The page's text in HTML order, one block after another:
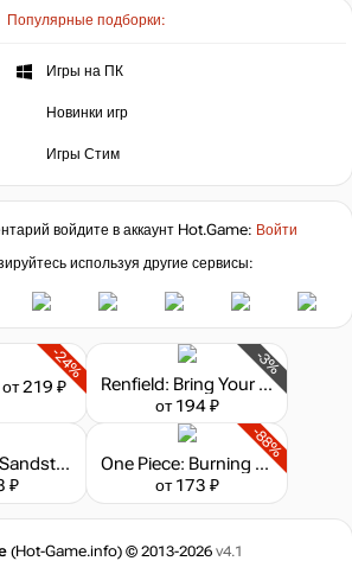
Популярные подборки:
Игры на ПК
Новинки игр
Игры Стим
войдите в аккаунт Hot.Game: Войти
используя другие сервисы:
-24%
от 219 ₽
-3%
Renfield: Bring Your Own Blood
от 194 ₽
Insurgency: Sandstorm - Cold Blood Set Bundle
₽
-88%
One Piece: Burning Blood - Gold Edition
от 173 ₽
(Hot-Game.info) © 2013-2026 v4.1